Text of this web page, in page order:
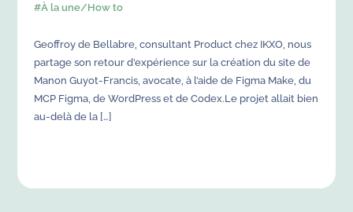
#À la une/How to
Geoffroy de Bellabre, consultant Product chez IKXO, nous
partage son retour d’expérience sur la création du site de
Manon Guyot-Francis, avocate, à l’aide de Figma Make, du
MCP Figma, de WordPress et de Codex.Le projet allait bien
au-delà de la […]